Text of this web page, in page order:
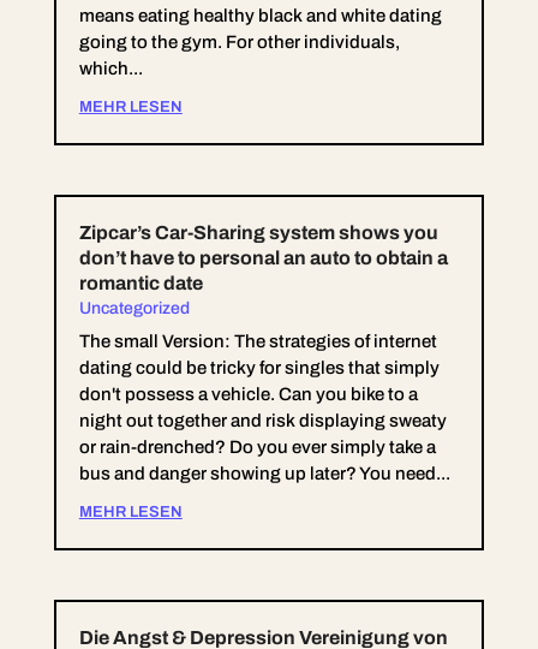
means eating healthy black and white dating
going to the gym. For other individuals,
which...
MEHR LESEN
Zipcar’s Car-Sharing system shows you
don’t have to personal an auto to obtain a
romantic date
Uncategorized
The small Version: The strategies of internet
dating could be tricky for singles that simply
don't possess a vehicle. Can you bike to a
night out together and risk displaying sweaty
or rain-drenched? Do you ever simply take a
bus and danger showing up later? You need...
MEHR LESEN
Die Angst & Depression Vereinigung von